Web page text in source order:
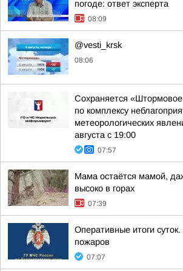
погоде: ответ эксперта
08:09
@vesti_krsk
08:06
Сохраняется
по комплексу
метеорологических
августа с 19:00
07:57
Мама остаётся мамой,
высоко в горах
07:39
Оперативные итоги
пожаров
07:07